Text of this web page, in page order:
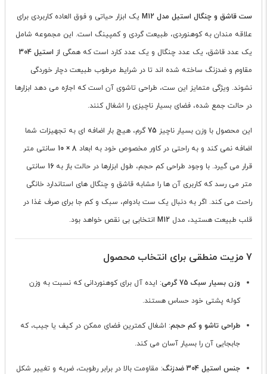
ست قاشق و چنگال استیل مدل M12
یک ابزار حیاتی و فوق العاده کاربردی برای
علاقه مندان به کوهنوردی، طبیعت گردی و کمپینگ است. این مجموعه شامل
یک عدد قاشق، یک عدد چنگال و یک عدد کارد است که همگی از استیل 304
مقاوم و ضدزنگ ساخته شده اند تا در شرایط مرطوب طبیعت دچار خوردگی
نشوند. ویژگی متمایز این ست، طراحی تاشوی آن است که اجازه می دهد ابزارها
در حالت جمع شده، فضای بسیار ناچیزی را اشغال کنند.
این محصول با وزن بسیار ناچیز 75گرم، هیچ بار اضافه ای به تجهیزات شما
اضافه نمی کند و به راحتی در کاور مخصوص خود به ابعاد 8 × 10
سانتی متر
قرار می گیرد. با وجود طراحی کم حجم، طول ابزارها در حالت باز به16 سانتی
متر می رسد که کاربری آن ها را مشابه قاشق و چنگال های استاندارد خانگی
راحت می کند. اگر به دنبال یک ست بادوام، سبک و کم جا برای صرف غذا در
قلب طبیعت هستید، مدل M12 انتخابی بی نقص خواهد بود.
7 مزیت منطقی برای انتخاب محصول
وزن بسیار سبک 75 گرمی
: ایده آل برای کوهنوردانی که نسبت به وزن
کوله پشتی خود حساس هستند.
طراحی تاشو و کم حجم: اشغال کمترین فضای ممکن در کیف یا جیب، که
جابجایی آن را بسیار آسان می کند.
جنس استیل 304 ضدزنگ : مقاومت بالا در برابر رطوبت، ضربه و تغییر شکل